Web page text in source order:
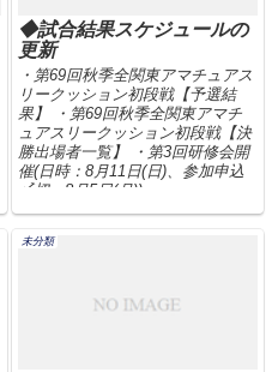
◆試合結果スケジュールの
更新
・第69回秋季全関東アマチュアス
リークッション初段戦【予選結
果】 ・第69回秋季全関東アマチ
ュアスリークッション初段戦【決
勝出場者一覧】 ・第3回研修会開
催(日時：8月11日(日)、参加申込
〆切：8月5日(月))
未分類